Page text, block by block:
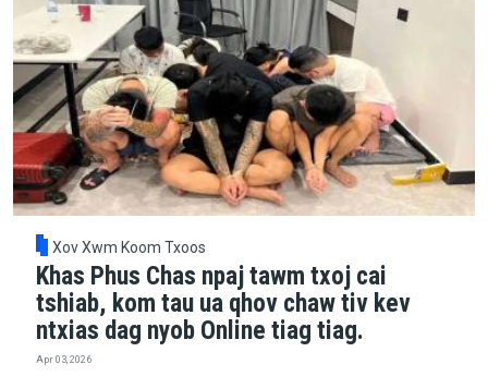
Xov Xwm Koom Txoos
Khas Phus Chas npaj tawm txoj cai
tshiab, kom tau ua qhov chaw tiv kev
ntxias dag nyob Online tiag tiag.
Apr 03, 2026